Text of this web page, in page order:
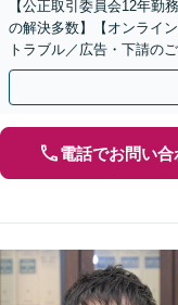
【公正取引委員会12年勤
の解決多数】【オンライ
トラブル／広告・下請の
式の相続／誹謗中傷対策
電話でお問い合